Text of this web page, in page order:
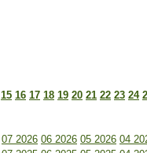
15 16 17 18 19 20 21 22 23 24
07 2026 06 2026 05 2026 04